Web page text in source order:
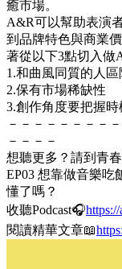
癒市場。
A&R可以幫助表演
到品牌特色與商業
著從以下3點切入做
1.和曲風同質的人
2.保有市場稀缺性
3.創作角度要把握
－－－－－－－－
－－－－
想聽更多？請到青
EP03 想靠做音樂
懂了嗎？
收聽Podcast🎧
閱讀精華文章📖